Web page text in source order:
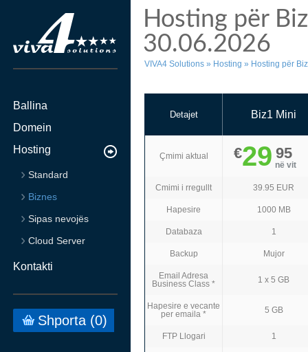
Ballina
Domein
Hosting
Standard
Biznes
Sipas nevojës
Cloud Server
Kontakti
Shporta (0)
Hosting për
30.06.2026
VIVA4 Solutions » Hosting » Hosting për
Detajet Biz1 Mini
Çmimi aktual €29 95
në vit
Cmimi i rregullt 39.95 EUR
Hapesire 1000 MB
Databaza 1
Backup Mujor
Email Adresa
Business Class *
1 x 5 GB
Hapesire e vecante
per emaila *
5 GB
FTP Llogari 1